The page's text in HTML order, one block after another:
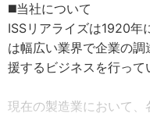
◼️当社について
ISSリアライズは1920年
は幅広い業界で企業の
援するビジネスを行って
現在の製造業において